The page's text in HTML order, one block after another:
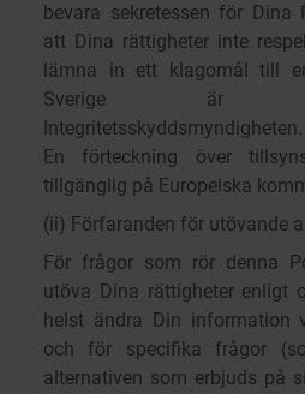
bevara sekretessen för Dina
att Dina rättigheter inte
lämna in ett klagomål till
Sverige är
Integritetsskyddsmyndigheten.
En förteckning över
tillgänglig på Europeiska
(ii) Förfaranden för utövande
För frågor som rör denna
utöva Dina rättigheter enligt
helst ändra Din information
och för specifika frågor
alternativen som erbjuds på